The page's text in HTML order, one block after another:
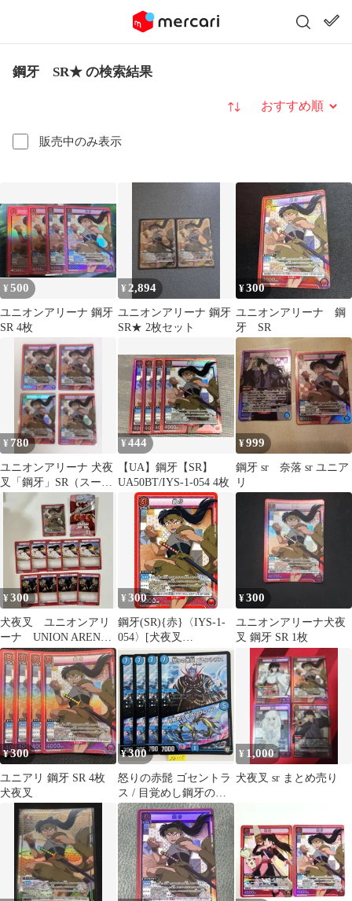
鋼牙 SR★ の検索結果
販売中のみ表示
並び替え
¥500
ユニオンアリーナ 鋼牙
SR 4枚
¥ 2,894
ユニオンアリーナ 鋼牙
SR★ 2枚セット
¥300
ユニオンアリーナ 鋼
牙 SR
¥ 780
ユニオンアリーナ 犬夜
叉「鋼牙」SR（スーパ
ーレア）４枚セット
赤
¥444
【UA】鋼牙【SR】
UA50BT/IYS-1-054 4枚
¥999
鋼牙 sr 奈落 sr ユニア
リ
¥300
犬夜叉 ユニオンアリ
ーナ UNION ARENA
鋼牙 SR
¥300
鋼牙(SR){赤}〈IYS-1-
054〉[犬夜叉
【UA50BT】]ユニアリ
¥300
ユニオンアリーナ犬夜
叉 鋼牙 SR 1枚
¥300
ユニアリ 鋼牙 SR 4枚
犬夜叉
¥300
怒りの赤髭 ゴセントラ
ス / 目覚めし鋼牙のブ
レイン 4枚
¥ 1,000
犬夜叉 sr まとめ売り